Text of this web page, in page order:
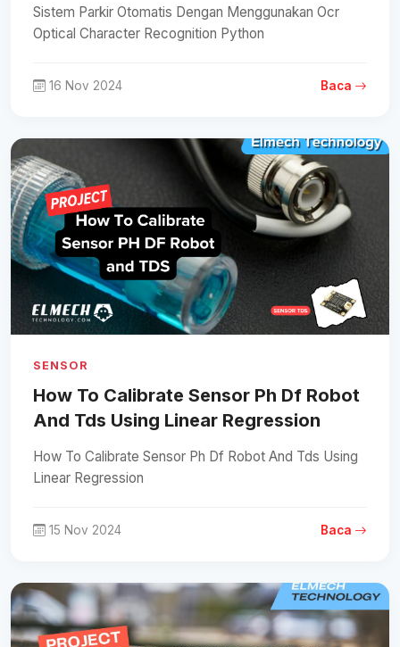
Sistem Parkir Otomatis Dengan Menggunakan Ocr
Optical Character Recognition Python
16 Nov 2024 Baca
SENSOR
How To Calibrate Sensor Ph Df Robot
And Tds Using Linear Regression
How To Calibrate Sensor Ph Df Robot And Tds Using
Linear Regression
15 Nov 2024 Baca